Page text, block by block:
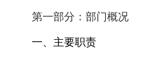
第一部分：部门概况
一、 主要职责